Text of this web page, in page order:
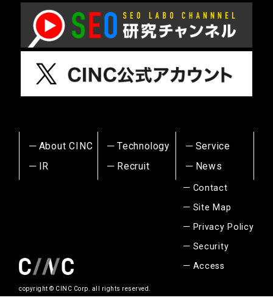
About CINC
IR
Technology
Recruit
Service
News
copyright © CINC Corp. all rights reserved.
Contact
Site Map
Privacy Policy
Security
Access